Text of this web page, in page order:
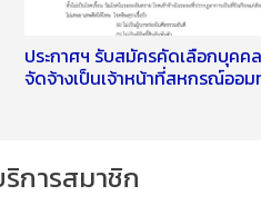
ประกาศฯ รับสมัครคัดเลือกบุคค
จัดจ้างเป็นเจ้าหน้าที่สหกรณ์ออ
การสมาชิก